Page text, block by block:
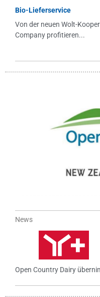
Bio-Lieferservice
Von der neuen Wolt-
Company profitieren...
News
Open Country Dairy